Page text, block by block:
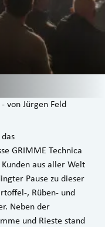
-vonJürgen Feld
GRIMME Technica
aus aller Welt
Pause zu dieser
, Rüben- und
Neben der
und Rieste stand